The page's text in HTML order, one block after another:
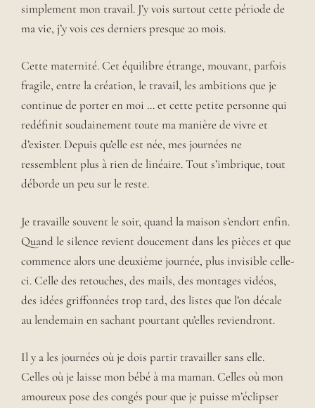
simplement mon travail. J’y vois surtout cette période de
ma vie, j’y vois ces derniers presque 20 mois.
Cette maternité. Cet équilibre étrange, mouvant, parfois
fragile, entre la création, le travail, les ambitions que je
continue de porter en moi … et cette petite personne qui
redéfinit soudainement toute ma manière de vivre et
d’exister. Depuis qu’elle est née, mes journées ne
ressemblent plus à rien de linéaire. Tout s’imbrique, tout
déborde un peu sur le reste.
Je travaille souvent le soir, quand la maison s’endort enfin.
Quand le silence revient doucement dans les pièces et que
commence alors une deuxième journée, plus invisible celle-
ci. Celle des retouches, des mails, des montages vidéos,
des idées griffonnées trop tard, des listes que l’on décale
au lendemain en sachant pourtant qu’elles reviendront.
Il y a les journées où je dois partir travailler sans elle.
Celles où je laisse mon bébé à ma maman. Celles où mon
amoureux pose des congés pour que je puisse m’éclipser